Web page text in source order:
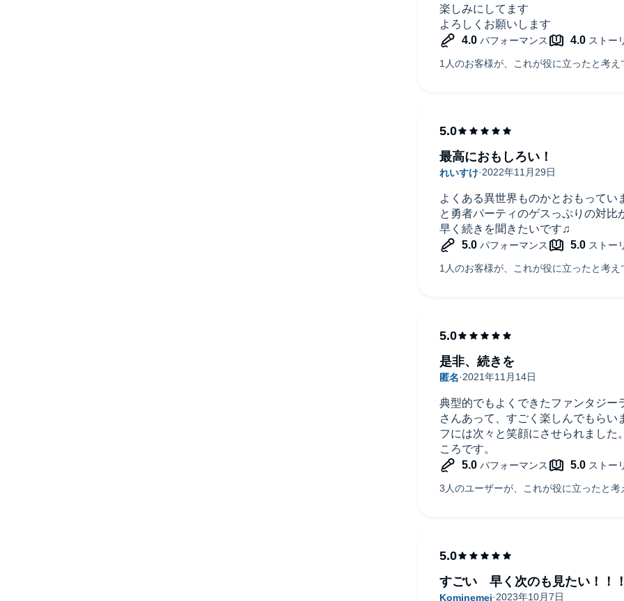
楽しみにしてます
よろしくお願いします
よくある異世界ものかとおもってい
と勇者パーティのゲスっぷりの対比
早く続きを聞きたいです♫
最高におもしろい！
典型的でもよくできたファンタジー
さんあって、すごく楽しんでもらい
フには次々と笑顔にさせられました
ころです。
是非、続きを
すごい 早く次のも見たい！！！